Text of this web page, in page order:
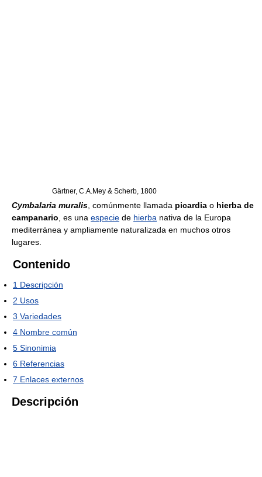
Gärtner, C.A.Mey & Scherb, 1800
Cymbalaria muralis , comúnmente llamada picardia o hierba de
campanario , es una especie de hierba nativa de la Europa
mediterránea y ampliamente naturalizada en muchos otros
lugares.
Contenido
1 Descripción
2 Usos
3 Variedades
4 Nombre común
5 Sinonimia
6 Referencias
7 Enlaces externos
Descripción